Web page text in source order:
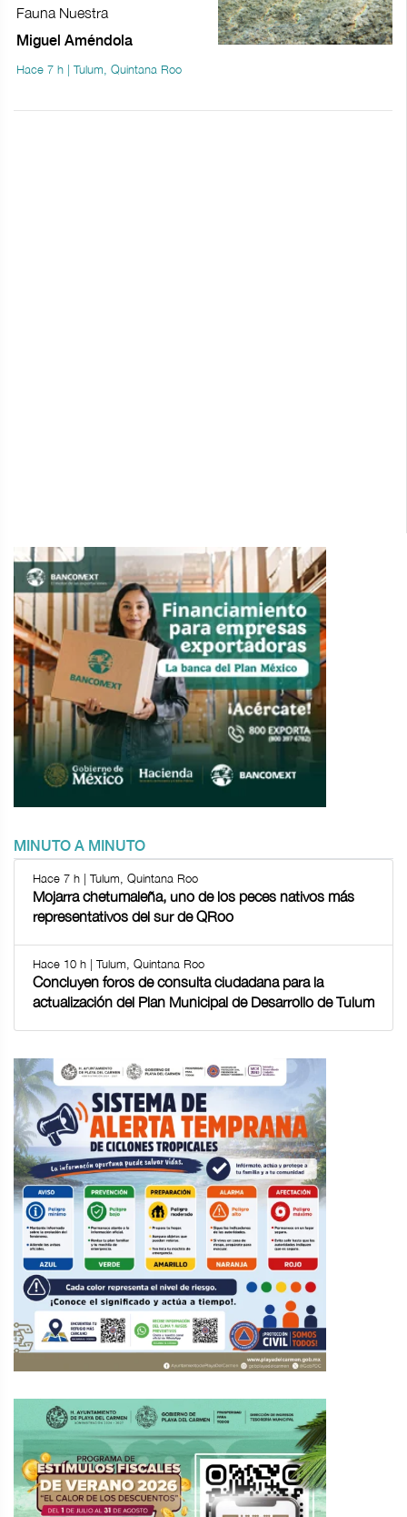
Fauna Nuestra
Miguel Améndola
Hace 7 h | Tulum, Quintana Roo
MINUTO A MINUTO
Hace 7 h | Tulum, Quintana Roo
Mojarra chetumaleña, uno de los peces nativos más
representativos del sur de QRoo
Hace 10 h | Tulum, Quintana Roo
Concluyen foros de consulta ciudadana para la
actualización del Plan Municipal de Desarrollo de Tulum